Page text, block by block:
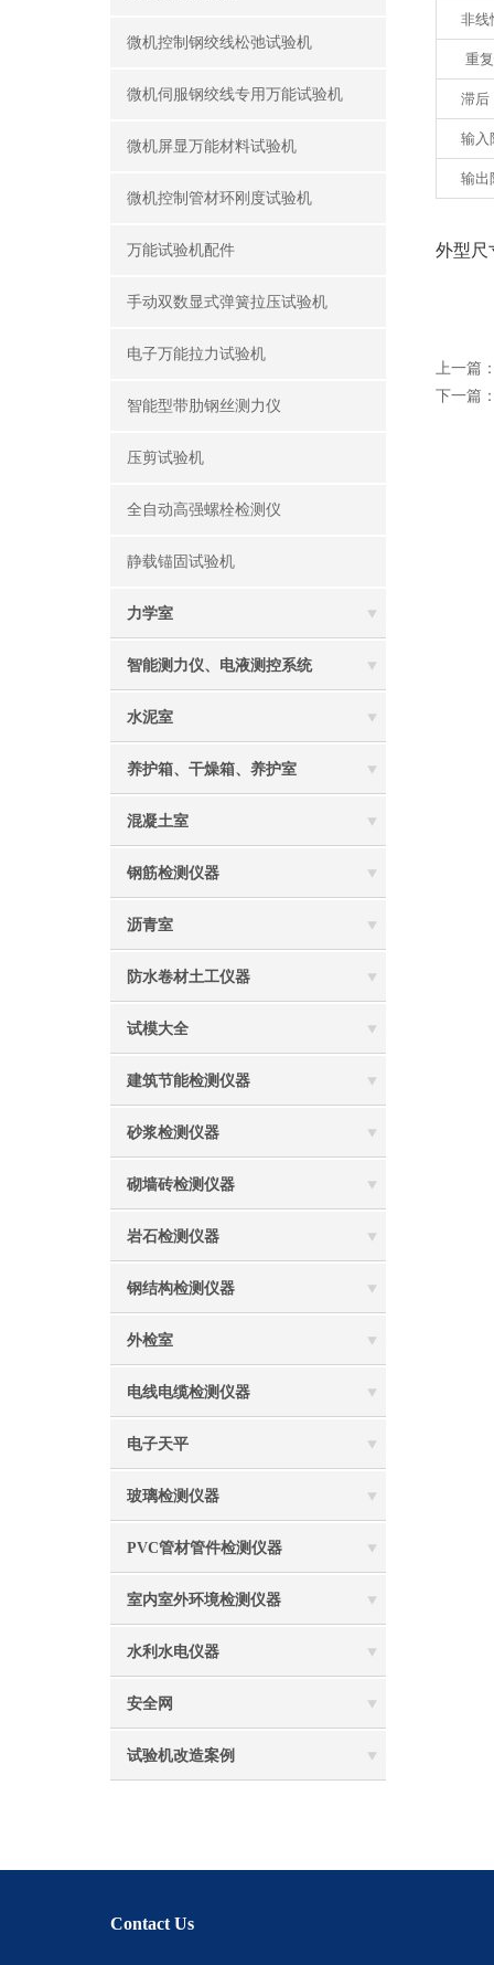
微机控制钢绞线松弛试验机
微机伺服钢绞线专用万能试验机
微机屏显万能材料试验机
微机控制管材环刚度试验机
万能试验机配件
手动双数显式弹簧拉压试验机
电子万能拉力试验机
智能型带肋钢丝测力仪
压剪试验机
全自动高强螺栓检测仪
静载锚固试验机
力学室
智能测力仪、电液测控系统
水泥室
养护箱、干燥箱、养护室
混凝土室
钢筋检测仪器
沥青室
防水卷材土工仪器
试模大全
建筑节能检测仪器
砂浆检测仪器
砌墙砖检测仪器
岩石检测仪器
钢结构检测仪器
外检室
电线电缆检测仪器
电子天平
玻璃检测仪器
PVC管材管件检测仪器
室内室外环境检测仪器
水利水电仪器
安全网
试验机改造案例
非
重
滞
输
输
外型尺
上一篇
下一篇
Contact Us